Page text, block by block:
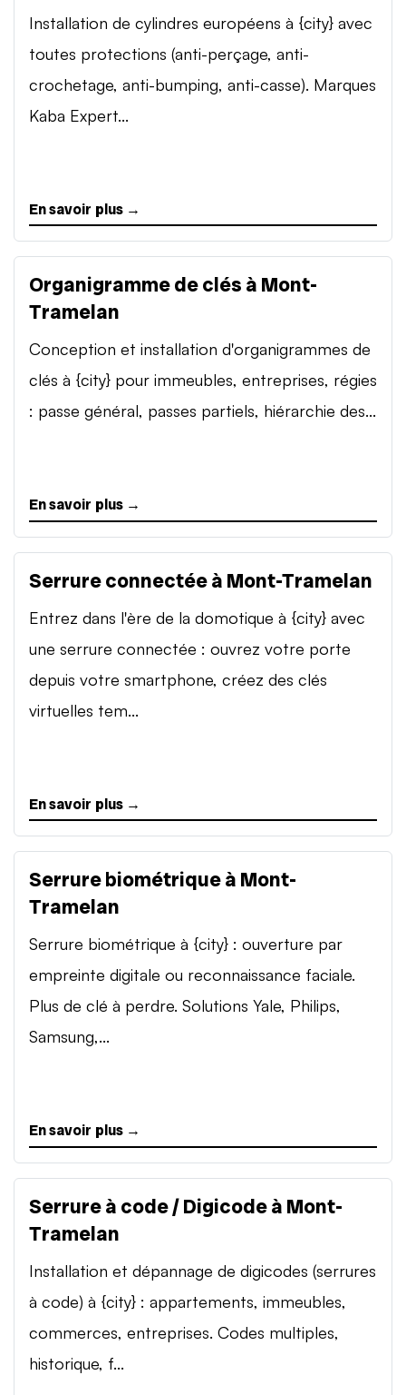
Installation de cylindres européens à {city} avec
toutes protections (anti-perçage, anti-
crochetage, anti-bumping, anti-casse). Marques
Kaba Expert...
En savoir plus →
Organigramme de clés à Mont-
Tramelan
Conception et installation d'organigrammes de
clés à {city} pour immeubles, entreprises, régies
: passe général, passes partiels, hiérarchie des...
En savoir plus →
Serrure connectée à Mont-Tramelan
Entrez dans l'ère de la domotique à {city} avec
une serrure connectée : ouvrez votre porte
depuis votre smartphone, créez des clés
virtuelles tem...
En savoir plus →
Serrure biométrique à Mont-
Tramelan
Serrure biométrique à {city} : ouverture par
empreinte digitale ou reconnaissance faciale.
Plus de clé à perdre. Solutions Yale, Philips,
Samsung,...
En savoir plus →
Serrure à code / Digicode à Mont-
Tramelan
Installation et dépannage de digicodes (serrures
à code) à {city} : appartements, immeubles,
commerces, entreprises. Codes multiples,
historique, f...